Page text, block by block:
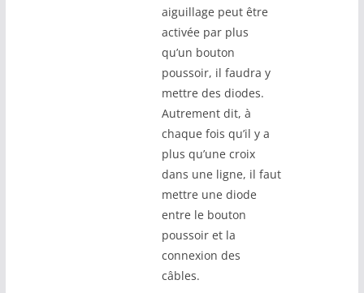
aiguillage peut être
activée par plus
qu’un bouton
poussoir, il faudra y
mettre des diodes.
Autrement dit, à
chaque fois qu’il y a
plus qu’une croix
dans une ligne, il faut
mettre une diode
entre le bouton
poussoir et la
connexion des
câbles.